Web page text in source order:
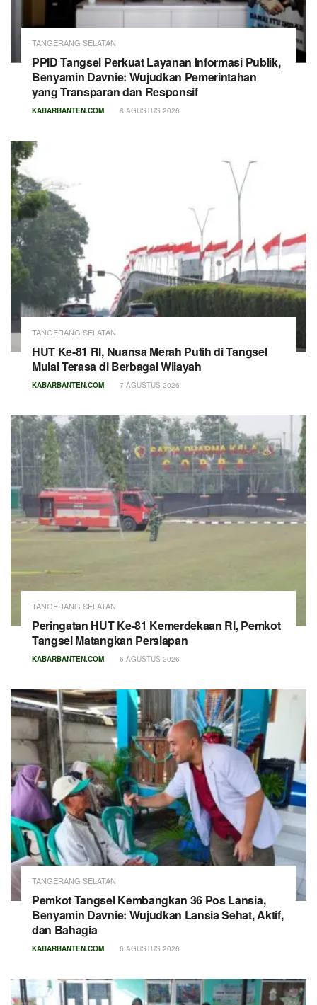
TANGERANG SELATAN
PPID Tangsel Perkuat Layanan Informasi Publik,
Benyamin Davnie: Wujudkan Pemerintahan
yang Transparan dan Responsif
KABARBANTEN.COM 8 AGUSTUS 2026
TANGERANG SELATAN
HUT Ke-81 RI, Nuansa Merah Putih di Tangsel
Mulai Terasa di Berbagai Wilayah
KABARBANTEN.COM 7 AGUSTUS 2026
TANGERANG SELATAN
Peringatan HUT Ke-81 Kemerdekaan RI, Pemkot
Tangsel Matangkan Persiapan
KABARBANTEN.COM 6 AGUSTUS 2026
TANGERANG SELATAN
Pemkot Tangsel Kembangkan 36 Pos Lansia,
Benyamin Davnie: Wujudkan Lansia Sehat, Aktif,
dan Bahagia
KABARBANTEN.COM 6 AGUSTUS 2026